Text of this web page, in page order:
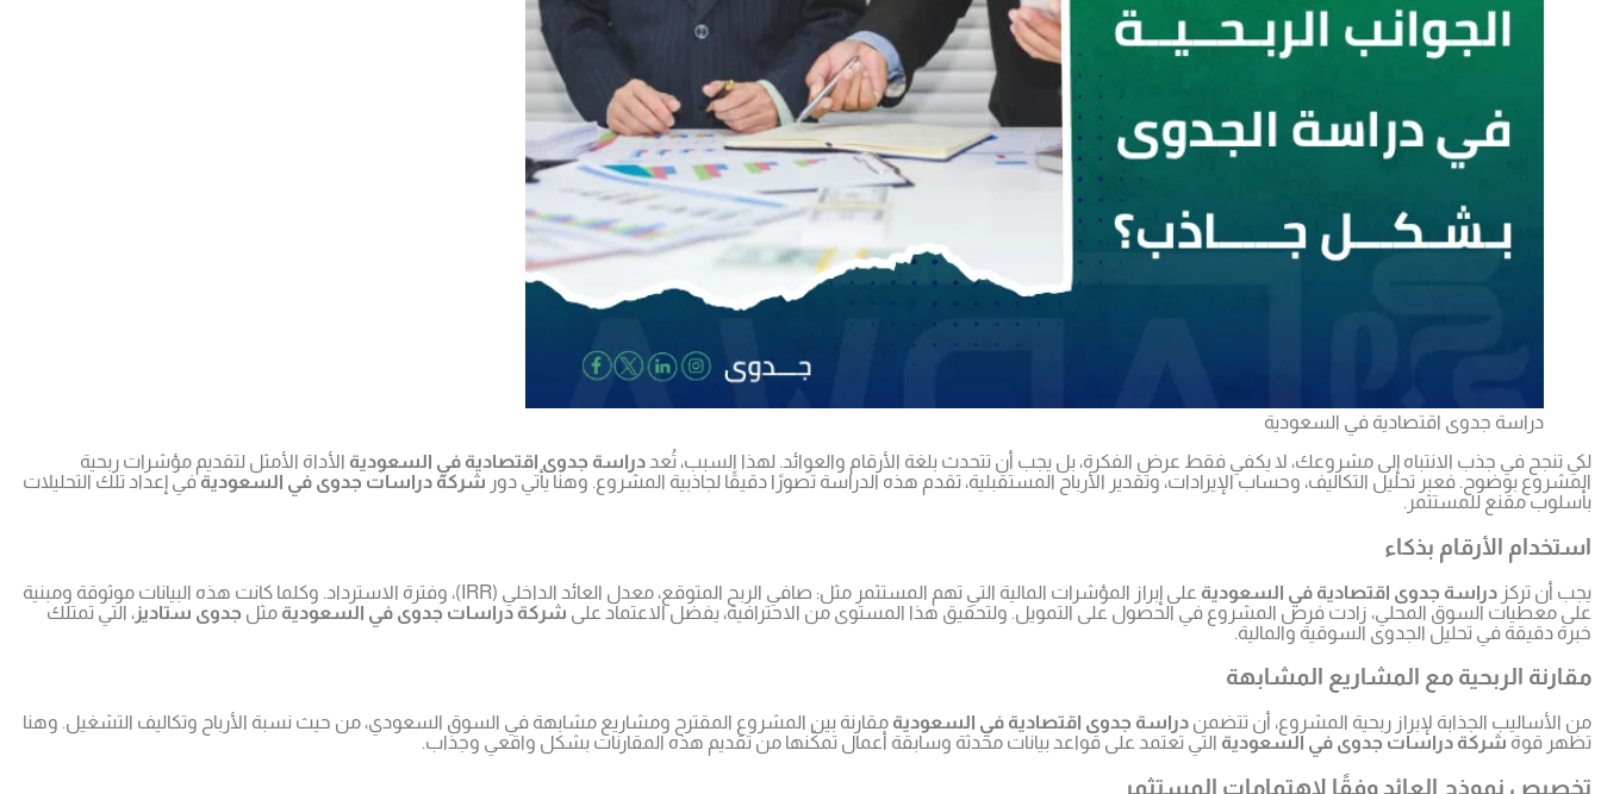
دراسة جدوى اقتصادية في السعودية
لكي تنجح في جذب الانتباه إلى مشروعك، لا يكفي فقط عرض الفكرة، بل يجب أن تتحدث بلغة الأرقام والعوائد. لهذا السبب، تُعد دراسة جدوى اقتصادية في السعودية الأداة الأمثل لتقديم مؤشرات ربحية
المشروع بوضوح. فعبر تحليل التكاليف، وحساب الإيرادات، وتقدير الأرباح المستقبلية، تقدم هذه الدراسة تصورًا دقيقًا لجاذبية المشروع. وهنا يأتي دور شركة دراسات جدوى في السعوديةفي إعداد تلك التحليلات
بأسلوب مقنع للمستثمر.
استخدام الأرقام بذكاء
يجب أن تركز دراسة جدوى اقتصادية في السعودية
على إبراز المؤشرات المالية التي تهم المستثمر مثل: صافي الربح المتوقع، معدل العائد الداخلي (IRR)، وفترة الاسترداد. وكلما كانت هذه البيانات موثوقة ومبنية
على معطيات السوق المحلي، زادت فرص المشروع في الحصول على التمويل. ولتحقيق هذا المستوى من الاحترافية، يفضل الاعتماد على شركة دراسات جدوى في السعودية مثل جدوى ستاديز، التي تمتلك
خبرة دقيقة في تحليل الجدوى السوقية والمالية.
مقارنة الربحية مع المشاريع المشابهة
من الأساليب الجذابة لإبراز ربحية المشروع، أن تتضمن دراسة جدوى اقتصادية في السعودية مقارنة بين المشروع المقترح ومشاريع مشابهة في السوق السعودي، من حيث نسبة الأرباح وتكاليف التشغيل. وهنا
تظهر قوة شركة دراسات جدوى في السعودية التي تعتمد على قواعد بيانات محدثة وسابقة أعمال تمكّنها من تقديم هذه المقارنات بشكل واقعي وجذاب.
تخصيص نموذج العائد وفقًا لاهتمامات المستثمر